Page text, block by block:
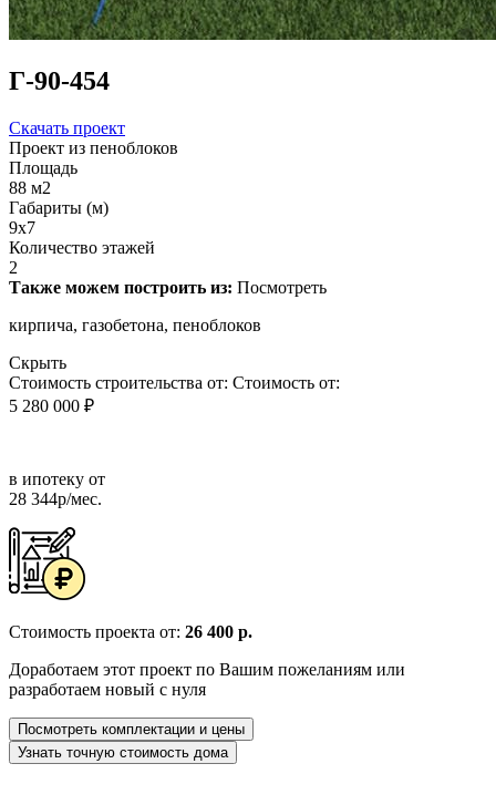
Г-90-454
Скачать проект
Проект из пеноблоков
Площадь
88 м2
Габариты (м)
9х7
Количество этажей
2
Также можем построить из: Посмотреть
кирпича, газобетона, пеноблоков
Скрыть
Стоимость строительства от: Стоимость от:
5 280 000 ₽
в ипотеку от
28 344р/мес.
Стоимость проекта от: 26 400 р.
Доработаем этот проект по Вашим пожеланиям или
разработаем новый с нуля
Посмотреть комплектации и цены
Узнать точную стоимость дома